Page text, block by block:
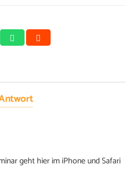
geht hier im iPhone und Safari